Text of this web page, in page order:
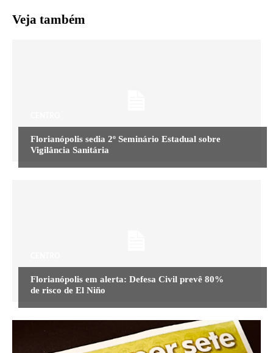
Veja também
Florianópolis sedia 2º Seminário Estadual sobre
Vigilância Sanitária
Florianópolis em alerta: Defesa Civil prevê 80%
de risco de El Niño